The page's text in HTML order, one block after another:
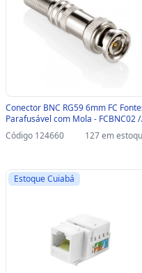
Conector BNC RG59 6mm FC
Parafusável com Mola - FCBNC02 /
FCBNCPRN - FCBNC02 / FCBNCPRN
Código 124660 127 em
Estoque Cuiabá